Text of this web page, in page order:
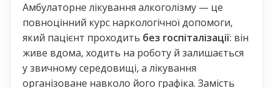
Амбулаторне лікування алкоголізму — це
повноцінний курс наркологічної допомоги,
який пацієнт проходить без госпіталізації: він
живе вдома, ходить на роботу й залишається
у звичному середовищі, а лікування
організоване навколо його графіка. Замість